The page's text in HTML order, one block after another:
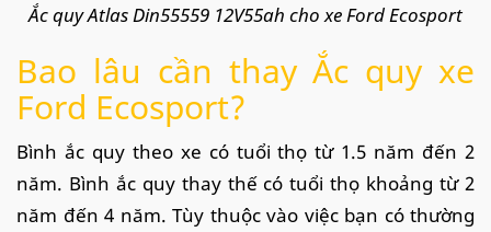
Ắc quy Atlas Din55559 12V55ah cho xe Ford Ecosport
Bao lâu cần thay Ắc quy xe
Ford Ecosport?
Bình ắc quy theo xe có tuổi thọ từ 1.5 năm đến 2
năm. Bình ắc quy thay thế có tuổi thọ khoảng từ 2
năm đến 4 năm. Tùy thuộc vào việc bạn có thường